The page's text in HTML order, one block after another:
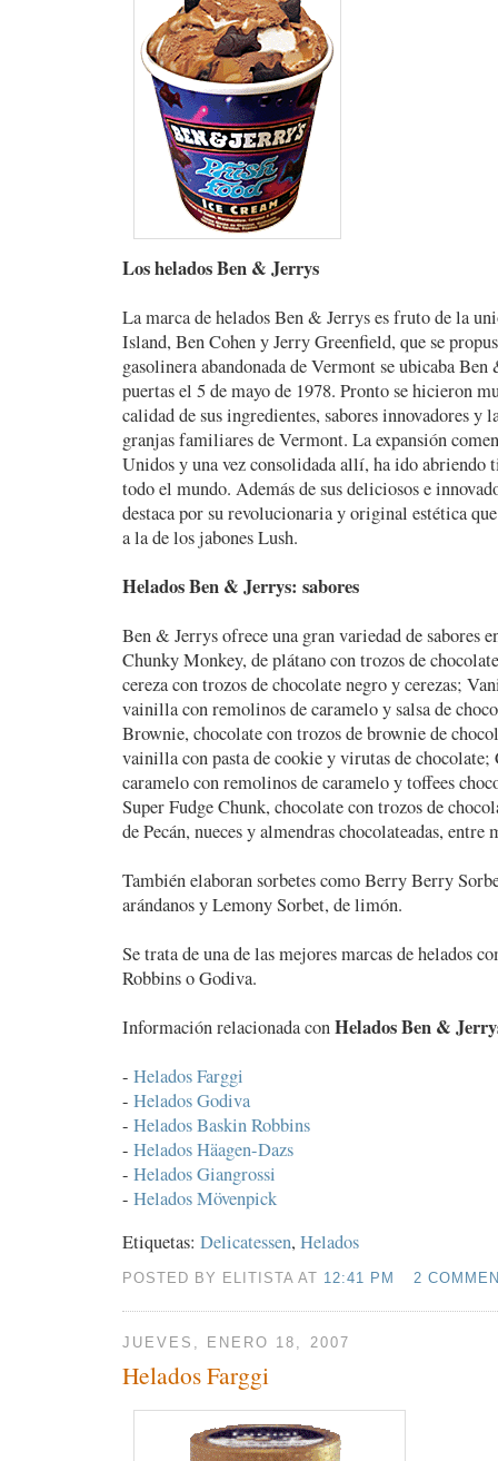
Los helados Ben & Jerrys
La marca de helados Ben & Jerrys es fruto de la
Island, Ben Cohen y Jerry Greenfield, que se
gasolinera abandonada de Vermont se ubicaba
puertas el 5 de mayo de 1978. Pronto se hicieron
calidad de sus ingredientes, sabores innovadores y
granjas familiares de Vermont. La expansión
Unidos y una vez consolidada allí, ha ido abriendo
todo el mundo. Además de sus deliciosos e
destaca por su revolucionaria y original estética
a la de los jabones Lush.
Helados Ben & Jerrys: sabores
Ben & Jerrys ofrece una gran variedad de sabores
Chunky Monkey, de plátano con trozos de
cereza con trozos de chocolate negro y cerezas;
vainilla con remolinos de caramelo y salsa de
Brownie, chocolate con trozos de brownie de
vainilla con pasta de cookie y virutas de chocolate;
caramelo con remolinos de caramelo y toffees
Super Fudge Chunk, chocolate con trozos de
de Pecán, nueces y almendras chocolateadas, entre
También elaboran sorbetes como Berry Berry
arándanos y Lemony Sorbet, de limón.
Se trata de una de las mejores marcas de helados
Robbins o Godiva.
Información relacionada conHelados Ben &
- Helados Farggi
- Helados Godiva
- Helados Baskin Robbins
- Helados Häagen-Dazs
- Helados Giangrossi
- Helados Mövenpick
Etiquetas: Delicatessen, Helados
POSTED BY ELITISTA AT 12:41 PM 2
JUEVES, ENERO 18, 2007
Helados Farggi